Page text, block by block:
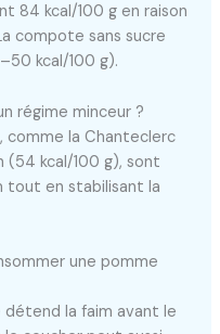
84 kcal/100 g en raison
compote sans sucre
kcal/100 g).
régime minceur ?
comme la Chanteclerc
(54 kcal/100 g), sont
tout en stabilisant la
une pomme
la faim avant le